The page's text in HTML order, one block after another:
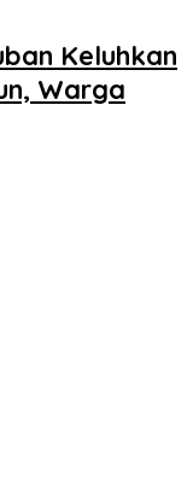
Keluhkan
Warga